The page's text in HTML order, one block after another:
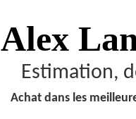
Alex
Estimation,
Achat dans les